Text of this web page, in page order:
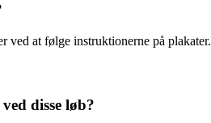
ved at følge instruktionerne på plakater.
disse løb?